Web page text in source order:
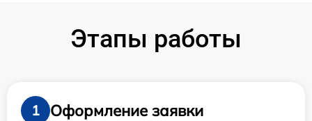
Этапы работы
1
Оформление заявки